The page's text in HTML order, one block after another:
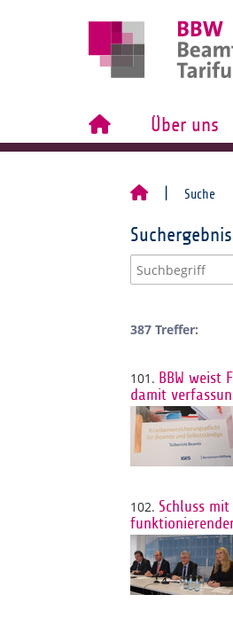
Über uns
Suche
387 Treffer:
101. BBW
damit
102. Schluss